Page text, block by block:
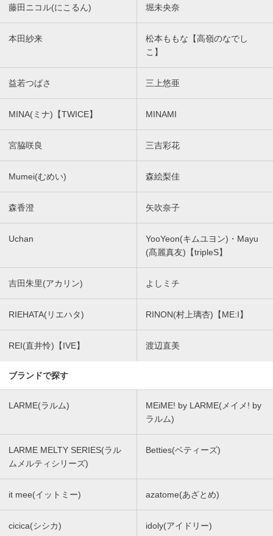
藤田ニコル(にこるん) 堀未央奈
本田紗来
松本ももな【高嶺のなでし
こ】
益若つばさ 三上悠亜
MINA(ミナ)【TWICE】 MINAMI
宮脇咲良 三吉彩花
Mumei(むめい) 森絵梨佳
森香澄 矢吹奈子
Uchan
YooYeon(キムユヨン)・Mayu
(髙麗真友)【tripleS】
吉田朱里(アカリン) よしミチ
RIEHATA(リエハタ) RINON(村上璃杏)【ME:I】
REI(直井怜)【IVE】 渡辺直美
ブランドで探す
LARME(ラルム)
MEiME! by LARME(メイメ! by
ラルム)
LARME MELTY SERIES(ラル
ムメルティシリーズ)
Betties(ベティーズ)
it mee(イットミー) azatome(あざとめ)
cicica(シシカ) idoly(アイドリー)